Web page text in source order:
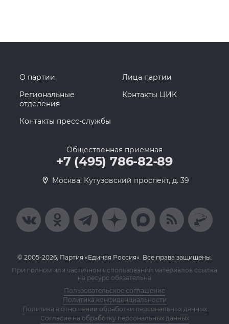
О партии
Лица партии
Региональные
отделения
Контакты ЦИК
Контакты пресс-службы
Общественная приемная
+7 (495) 786-82-89
Москва, Кутузовский проспект, д. 39
© 2005-2026, Партия «Единая Россия». Все права защищены.
При полном или частичном использовании материалов ссылка
на ресурс обязательна
Пользовательское соглашение
Политика конфиденциальности
Политика в отношении обработки персональных данных
Согласие на обработку персональных данных